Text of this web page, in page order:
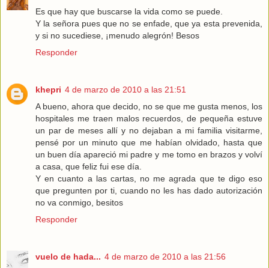
Es que hay que buscarse la vida como se puede.
Y la señora pues que no se enfade, que ya esta prevenida,
y si no sucediese, ¡menudo alegrón! Besos
Responder
khepri 4 de marzo de 2010 a las 21:51
A bueno, ahora que decido, no se que me gusta menos, los
hospitales me traen malos recuerdos, de pequeña estuve
un par de meses allí y no dejaban a mi familia visitarme,
pensé por un minuto que me habían olvidado, hasta que
un buen día apareció mi padre y me tomo en brazos y volví
a casa, que feliz fui ese día.
Y en cuanto a las cartas, no me agrada que te digo eso
que pregunten por ti, cuando no les has dado autorización
no va conmigo, besitos
Responder
vuelo de hada... 4 de marzo de 2010 a las 21:56